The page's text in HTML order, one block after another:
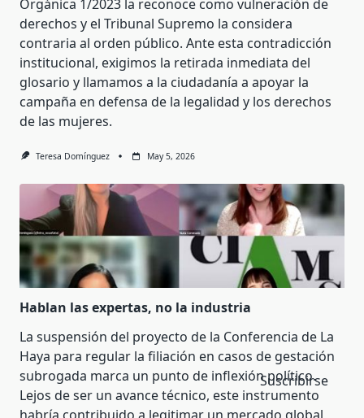
Orgánica 1/2023 la reconoce como vulneración de
derechos y el Tribunal Supremo la considera
contraria al orden público. Ante esta contradicción
institucional, exigimos la retirada inmediata del
glosario y llamamos a la ciudadanía a apoyar la
campaña en defensa de la legalidad y los derechos
de las mujeres.
Teresa Domínguez May 5, 2026
Hablan las expertas, no la industria
La suspensión del proyecto de la Conferencia de La
Haya para regular la filiación en casos de gestación
subrogada marca un punto de inflexión político.
Lejos de ser un avance técnico, este instrumento
habría contribuido a legitimar un mercado global
Suscribirse